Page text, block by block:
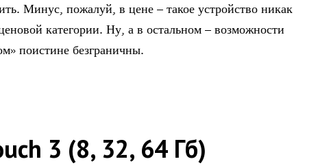
Минус, пожалуй, в цене – такое устройство никак
категории. Ну, а в остальном – возможности
поистине безграничны.
3 (8, 32, 64 Гб)